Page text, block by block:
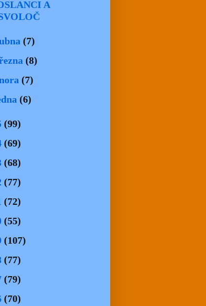
A
(7)
(8)
(7)
(6)
(99)
(69)
(68)
(77)
(72)
(55)
(107)
(77)
(79)
(70)